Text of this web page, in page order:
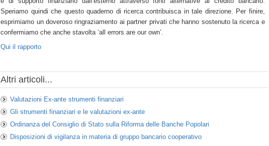
Speriamo quindi che questo quaderno di ricerca contribuisca in tale direzione. Per finire,
esprimiamo un doveroso ringraziamento ai partner privati che hanno sostenuto la ricerca e
confermiamo che anche stavolta ‘all errors are our own’.
Qui il rapporto
Altri articoli...
Valutazioni Ex-ante strumenti finanziari
Gli strumenti finanziari e le valutazioni ex-ante
Ordinanza del Consiglio di Stato sulla Riforma delle Banche Popolari
Disposizioni di vigilanza in materia di gruppo bancario cooperativo